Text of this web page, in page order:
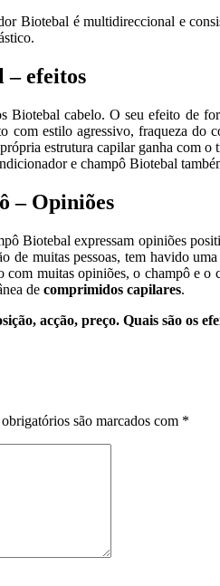
Biotebal é multidireccional e
– efeitos
Biotebal cabelo. O seu efeito de
com estilo agressivo, fraqueza do
estrutura capilar ganha com
e champô Biotebal
– Opiniões
Biotebal expressam opiniões
de muitas pessoas, tem havido
com muitas opiniões, o champô e
de comprimidos capilares.
acção, preço. Quais são os
são marcados com *